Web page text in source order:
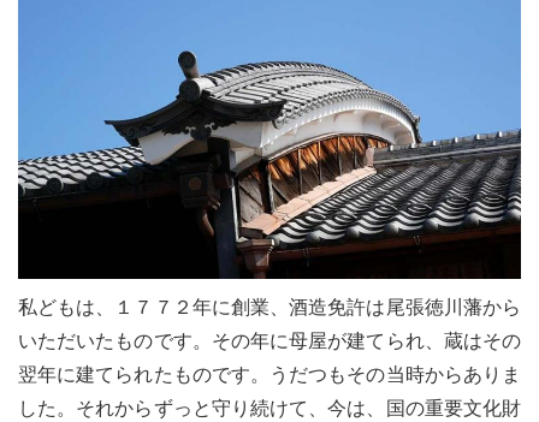
私どもは、１７７２年に創業、酒造免許は尾張徳川藩から
いただいたものです。その年に母屋が建てられ、蔵はその
翌年に建てられたものです。うだつもその当時からありま
した。それからずっと守り続けて、今は、国の重要文化財